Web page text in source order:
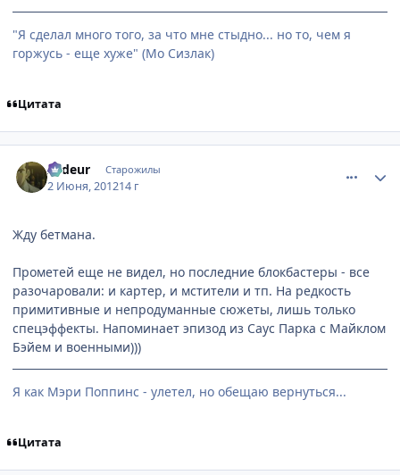
"Я сделал много того, за что мне стыдно... но то, чем я
горжусь - еще хуже" (Мо Сизлак)
Цитата
Ardeur Старожилы
2 Июня, 201214 г
Жду бетмана.
Прометей еще не видел, но последние блокбастеры - все
разочаровали: и картер, и мстители и тп. На редкость
примитивные и непродуманные сюжеты, лишь только
спецэффекты. Напоминает эпизод из Саус Парка с Майклом
Бэйем и военными)))
Я как Мэри Поппинс - улетел, но обещаю вернуться...
Цитата